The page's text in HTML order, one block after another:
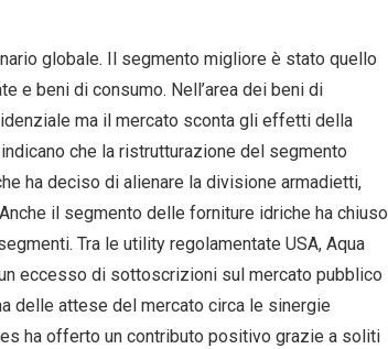
globale. Il segmento migliore è stato quello
e beni di consumo. Nell’area dei beni di
ma il mercato sconta gli effetti della
che la ristrutturazione del segmento
ha deciso di alienare la divisione armadietti,
il segmento delle forniture idriche ha chiuso
Tra le utility regolamentate USA, Aqua
eccesso di sottoscrizioni sul mercato pubblico
delle attese del mercato circa le sinergie
ha offerto un contributo positivo grazie a soliti